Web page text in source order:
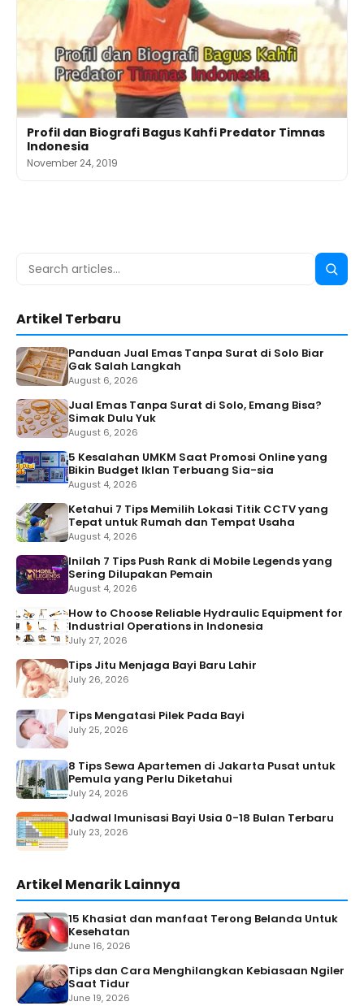
Profil dan Biografi Bagus Kahfi Predator Timnas
Indonesia
November 24, 2019
Search
Search
Artikel Terbaru
Panduan Jual Emas Tanpa Surat di Solo Biar
Gak Salah Langkah
August 6, 2026
Jual Emas Tanpa Surat di Solo, Emang Bisa?
Simak Dulu Yuk
August 6, 2026
5 Kesalahan UMKM Saat Promosi Online yang
Bikin Budget Iklan Terbuang Sia-sia
August 4, 2026
Ketahui 7 Tips Memilih Lokasi Titik CCTV yang
Tepat untuk Rumah dan Tempat Usaha
August 4, 2026
Inilah 7 Tips Push Rank di Mobile Legends yang
Sering Dilupakan Pemain
August 4, 2026
How to Choose Reliable Hydraulic Equipment for
Industrial Operations in Indonesia
July 27, 2026
Tips Jitu Menjaga Bayi Baru Lahir
July 26, 2026
Tips Mengatasi Pilek Pada Bayi
July 25, 2026
8 Tips Sewa Apartemen di Jakarta Pusat untuk
Pemula yang Perlu Diketahui
July 24, 2026
Jadwal Imunisasi Bayi Usia 0-18 Bulan Terbaru
July 23, 2026
Artikel Menarik Lainnya
15 Khasiat dan manfaat Terong Belanda Untuk
Kesehatan
June 16, 2026
Tips dan Cara Menghilangkan Kebiasaan Ngiler
Saat Tidur
June 19, 2026